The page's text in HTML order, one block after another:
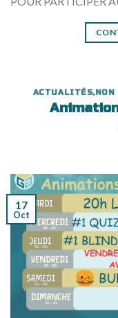
ACTUALITÉS,NON
17
Oct